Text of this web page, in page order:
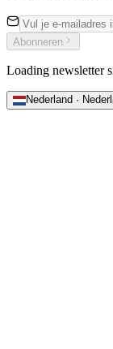
Abonneren
Loading newsletter
Nederland ·